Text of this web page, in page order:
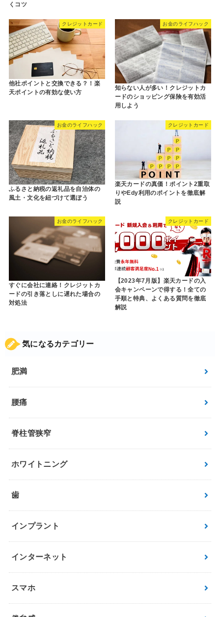
くコツ
クレジットカード
他社ポイントと交換できる？！楽
天ポイントの有効な使い方
お金のライフハック
知らない人が多い！クレジットカ
ードのショッピング保険を有効活
用しよう
お金のライフハック
ふるさと納税の返礼品を自治体の
風土・文化を紐づけて選ぼう
クレジットカード
楽天カードの真価！ポイント2重取
りやEdy利用のポイントを徹底解
説
お金のライフハック
すぐに会社に連絡！クレジットカ
ードの引き落としに遅れた場合の
対処法
クレジットカード
【2023年7月版】楽天カードの入
会キャンペーンで得する！全ての
手順と特典、よくある質問を徹底
解説
気になるカテゴリー
肥満
腰痛
脊柱管狭窄
ホワイトニング
歯
インプラント
インターネット
スマホ